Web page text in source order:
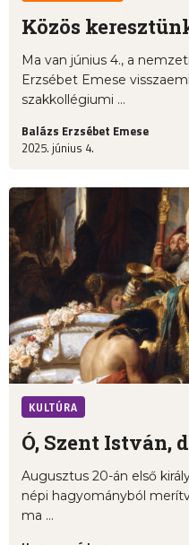
Közös
Ma van június 4., a
Erzsébet Emese
szakkollégiumi ...
Balázs Erzsébet Emese
2025. június 4.
KULTÚRA
Ó, Szent István,
Augusztus 20-án első
népi hagyományból
ma ...